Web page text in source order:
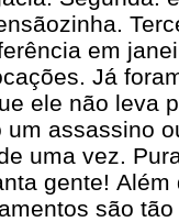
em
Já
ele não leva
um assassino
uma vez.
gente!
são